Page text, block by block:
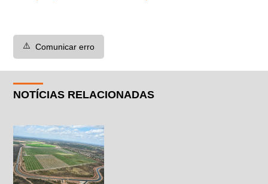
⚠️ Comunicar erro
NOTÍCIAS RELACIONADAS